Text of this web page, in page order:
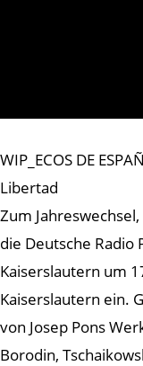
WIP_ECOS DE
Libertad
Zum
die Deutsche Radio
Kaiserslautern um
Kaiserslautern ein.
von Josep Pons
Borodin,